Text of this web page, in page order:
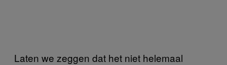
Laten we zeggen dat het niet helemaal